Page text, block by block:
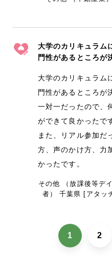
大学のカリキュラム
門性があるところが
大学のカリキュラム
門性があるところが
一対一だったので、
ができて良かったで
また、リアル参加だ
方、声のかけ方、力
かったです。
その他 （放課後等デ
者） 千葉県 [アタッ
1 2